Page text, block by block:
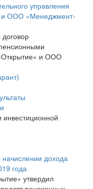
управления
ООО «Менеджмент-
и ООО
дохода
года
утвердил